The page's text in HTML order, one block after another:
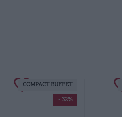
- 32%
COMPACT BUFFET